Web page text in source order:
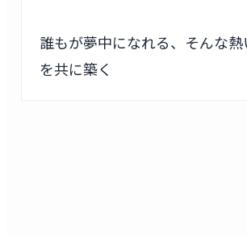
誰もが夢中になれる、そんな
を共に築く